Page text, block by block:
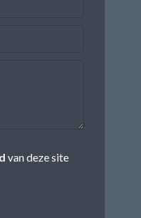
van deze site